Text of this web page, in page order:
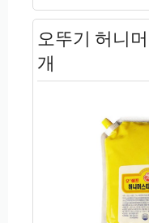
오뚜기 허니
개